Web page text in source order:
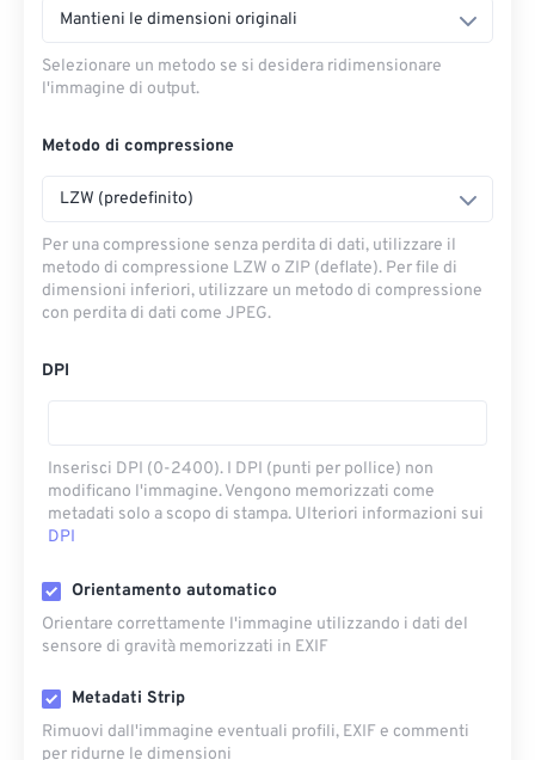
Mantieni le dimensioni originali
Selezionare un metodo se si desidera ridimensionare
l'immagine di output.
Metodo di compressione
LZW (predefinito)
Per una compressione senza perdita di dati, utilizzare il
metodo di compressione LZW o ZIP (deflate). Per file di
dimensioni inferiori, utilizzare un metodo di compressione
con perdita di dati come JPEG.
DPI
Inserisci DPI (0-2400). I DPI (punti per pollice) non
modificano l'immagine. Vengono memorizzati come
metadati solo a scopo di stampa. Ulteriori informazioni sui
DPI
Orientamento automatico
Orientare correttamente l'immagine utilizzando i dati del
sensore di gravità memorizzati in EXIF
Metadati Strip
Rimuovi dall'immagine eventuali profili, EXIF ​​e commenti
per ridurne le dimensioni